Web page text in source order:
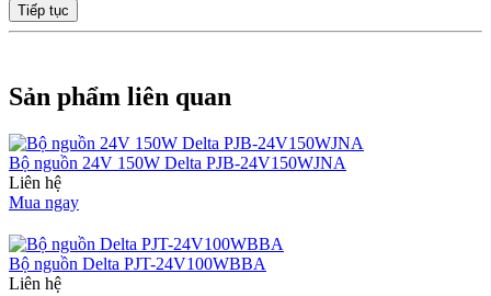
Tiếp tục
Sản phẩm liên quan
Bộ nguồn 24V 150W Delta PJB-24V150WJNA
Liên hệ
Mua ngay
Bộ nguồn Delta PJT-24V100WBBA
Liên hệ